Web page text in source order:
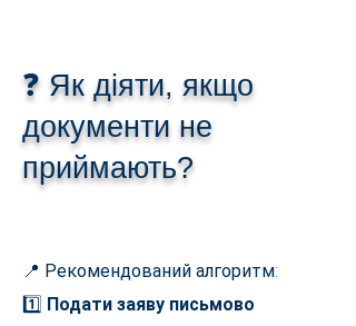
❓ Як діяти, якщо
документи не
приймають?
📍 Рекомендований алгоритм:
1️⃣ Подати заяву письмово